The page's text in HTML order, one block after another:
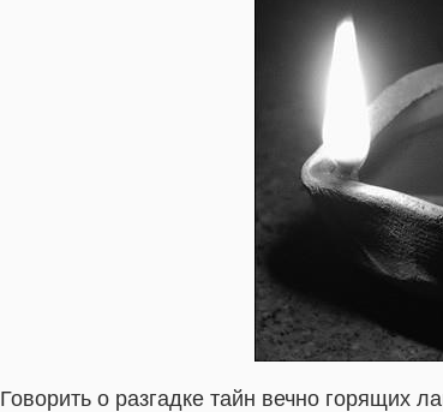
Говорить о разгадке тайн вечно горящих